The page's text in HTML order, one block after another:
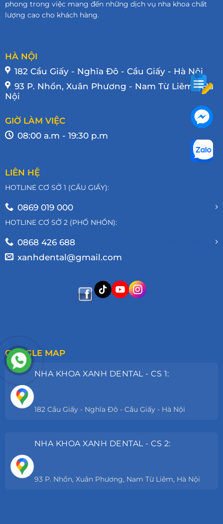
phong trong việc mang đến những dịch vụ nha khoa chất
lượng cao cho khách hàng.
HÀ NỘI
182 Cầu Giấy - Nghĩa Đô - Cầu Giấy - Hà Nội
93 P. Nhổn, Xuân Phương - Nam Từ Liêm - Hà
Nội
GIỜ LÀM VIỆC
08:00 a.m - 19:30 p.m
LIÊN HỆ
HOTLINE CƠ SỞ 1 (CẦU GIẤY):
0869 019 000
HOTLINE CƠ SỞ 2 (PHỐ NHỔN):
0868 426 688
xanhdental@gmail.com
GOOGLE MAP
NHA KHOA XANH DENTAL - CS 1:
182 Cầu Giấy - Nghĩa Đô - Cầu Giấy - Hà Nội
NHA KHOA XANH DENTAL - CS 2:
93 P. Nhổn, Xuân Phương, Nam Từ Liêm, Hà Nội